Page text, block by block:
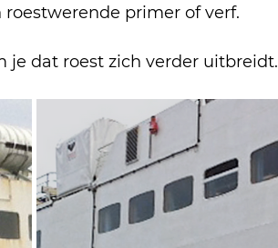
primer of verf.
je dat roest zich verder uitbreidt.